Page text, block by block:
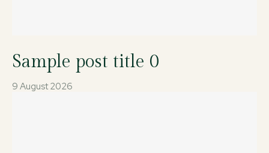
Sample post title 0
9 August 2026